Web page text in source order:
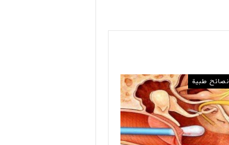
نصائح طبية